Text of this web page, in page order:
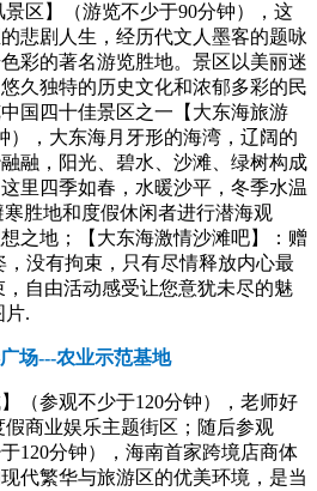
区】（游览不少于90分钟），这
悲剧人生，经历代文人墨客的题咏
彩的著名游览胜地。景区以美丽迷
久独特的历史文化和浓郁多彩的民
国四十佳景区之一【大东海旅游
），大东海月牙形的海湾，辽阔的
融，阳光、碧水、沙滩、绿树构成
里四季如春，水暖沙平，冬季水温
胜地和度假休闲者进行潜海观
之地；【大东海激情沙滩吧】：赠
没有拘束，只有尽情释放内心最
自由活动感受让您意犹未尽的魅
片.
场---农业示范基地
（参观不少于120分钟），老师好
商业娱乐主题街区；随后参观
120分钟），海南首家跨境店商体
代繁华与旅游区的优美环境，是当